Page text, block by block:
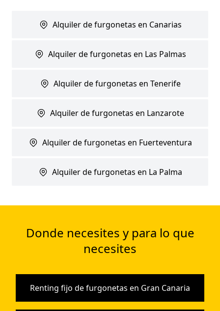
Alquiler de furgonetas en Canarias
Alquiler de furgonetas en Las Palmas
Alquiler de furgonetas en Tenerife
Alquiler de furgonetas en Lanzarote
Alquiler de furgonetas en Fuerteventura
Alquiler de furgonetas en La Palma
Donde necesites y para lo que
necesites
Renting fijo de furgonetas en Gran Canaria